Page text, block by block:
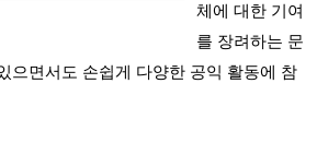
체에 대한 기여
를 장려하는 문
으면서도 손쉽게 다양한 공익 활동에 참